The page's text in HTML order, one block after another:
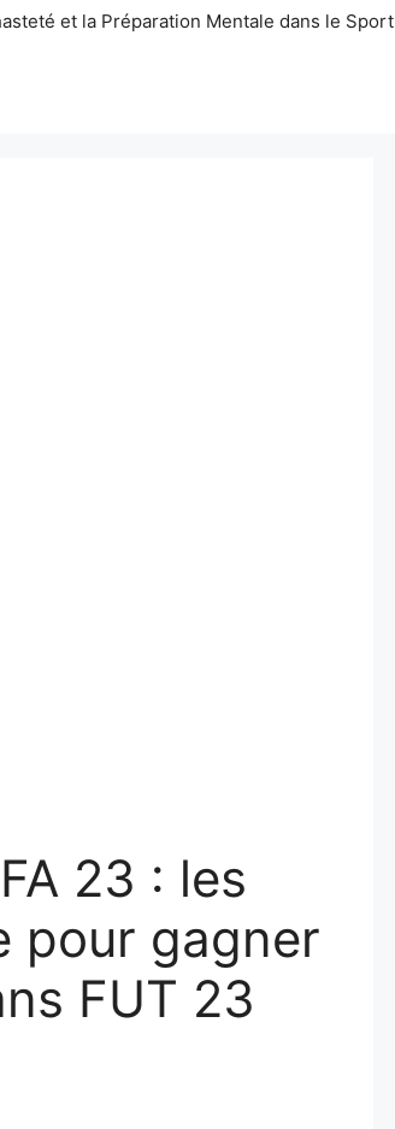
et la Préparation Mentale dans le Sport
23 : les
pour gagner
FUT 23